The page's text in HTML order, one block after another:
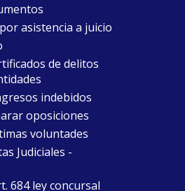
asistencia a juicio
de delitos
indebidos
oposiciones
voluntades
Judiciales -
684 ley concursal